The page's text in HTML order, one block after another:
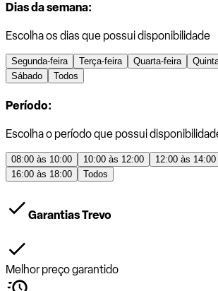
Dias da semana:
Escolha os dias que possui disponibilidade
Segunda-feira Terça-feira Quarta-feira
Sábado
Todos
Período:
Escolha o período que possui
08:00 às 10:00 10:00 às 12:00 12:00 às 14:00
16:00 às 18:00
Todos
Garantias Trevo
Melhor preço garantido